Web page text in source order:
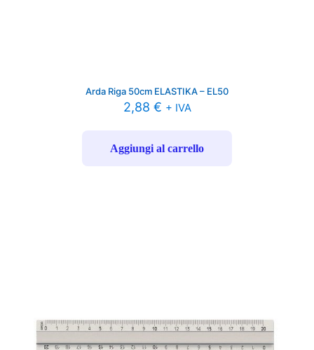
Arda Riga 50cm ELASTIKA – EL50
2,88 € + IVA
Aggiungi al carrello